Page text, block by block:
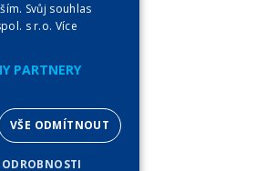
Svůj souhlas
s r.o. Více
PARTNERY
VŠE ODMÍTNOUT